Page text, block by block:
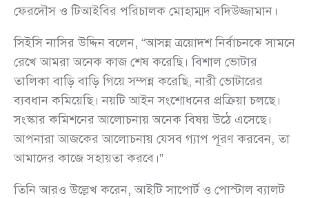
ফেরদৌস ও টিআইবির পরিচালক মোহাম্মদ বদিউজ্জামান।
সিইসি নাসির উদ্দিন বলেন, “আসন্ন ত্রয়োদশ নির্বাচনকে সামনে
রেখে আমরা অনেক কাজ শেষ করেছি। বিশাল ভোটার
তালিকা বাড়ি বাড়ি গিয়ে সম্পন্ন করেছি, নারী ভোটারের
ব্যবধান কমিয়েছি। নয়টি আইন সংশোধনের প্রক্রিয়া চলছে।
সংস্কার কমিশনের আলোচনায় অনেক বিষয় উঠে এসেছে।
আপনারা আজকের আলোচনায় যেসব গ্যাপ পূরণ করবেন, তা
আমাদের কাজে সহায়তা করবে।”
তিনি আরও উল্লেখ করেন, আইটি সাপোর্ট ও পোস্টাল ব্যালট